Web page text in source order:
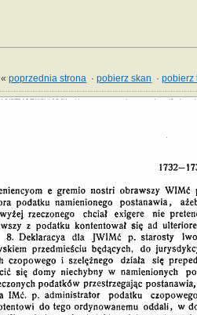
«poprzednia strona ·pobierz skan ·pobierz